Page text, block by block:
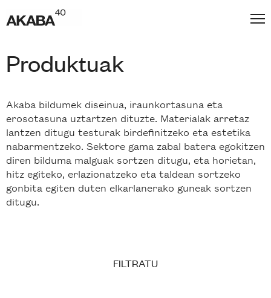
Produktuak
Akaba bildumek diseinua, iraunkortasuna eta
erosotasuna uztartzen dituzte. Materialak arretaz
lantzen ditugu testurak birdefinitzeko eta estetika
nabarmentzeko. Sektore gama zabal batera egokitzen
diren bilduma malguak sortzen ditugu, eta horietan,
hitz egiteko, erlazionatzeko eta taldean sortzeko
gonbita egiten duten elkarlanerako guneak sortzen
ditugu.
FILTRATU